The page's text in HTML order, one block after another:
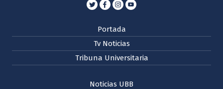
Portada
Tv Noticias
Tribuna Universitaria
Noticias UBB